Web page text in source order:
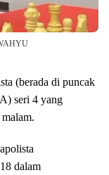
(berada di puncak
seri 4 yang
dalam